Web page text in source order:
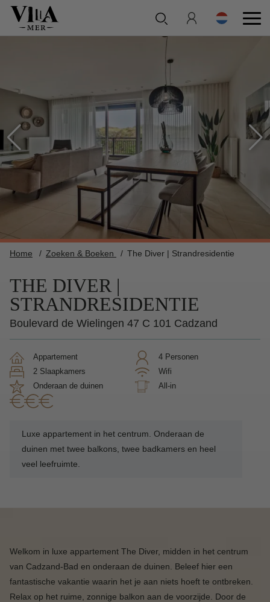
Home Zoeken & Boeken The Diver | Strandresidentie
THE DIVER |
STRANDRESIDENTIE
Boulevard de Wielingen 47 C 101 Cadzand
Appartement
4 Personen
2 Slaapkamers
Wifi
Onderaan de duinen
All-in
Luxe appartement in het centrum. Onderaan de
duinen met twee balkons, twee badkamers en heel
veel leefruimte.
Welkom in luxe appartement The Diver, midden in het centrum
van Cadzand-Bad en onderaan de duinen. Beleef hier een
fantastische vakantie waarin het je aan niets hoeft te ontbreken.
Relax op het ruime, zonnige balkon aan de voorzijde. Door de